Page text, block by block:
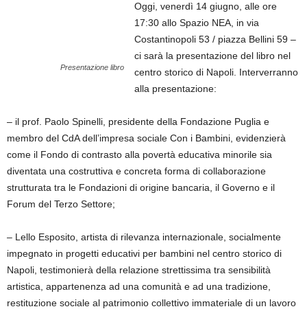
Presentazione libro
Oggi, venerdì 14 giugno, alle ore
17:30 allo Spazio NEA, in via
Costantinopoli 53 / piazza Bellini 59 –
ci sarà la presentazione del libro nel
centro storico di Napoli. Interverranno
alla presentazione:
– il prof. Paolo Spinelli, presidente della Fondazione Puglia e
membro del CdA dell’impresa sociale Con i Bambini, evidenzierà
come il Fondo di contrasto alla povertà educativa minorile sia
diventata una costruttiva e concreta forma di collaborazione
strutturata tra le Fondazioni di origine bancaria, il Governo e il
Forum del Terzo Settore;
– Lello Esposito, artista di rilevanza internazionale, socialmente
impegnato in progetti educativi per bambini nel centro storico di
Napoli, testimonierà della relazione strettissima tra sensibilità
artistica, appartenenza ad una comunità e ad una tradizione,
restituzione sociale al patrimonio collettivo immateriale di un lavoro